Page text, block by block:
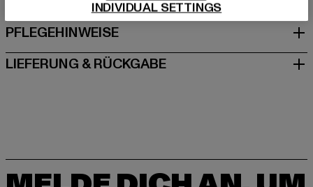
PFLEGEHINWEISE
LIEFERUNG & RÜCKGABE
INDIVIDUAL SETTINGS